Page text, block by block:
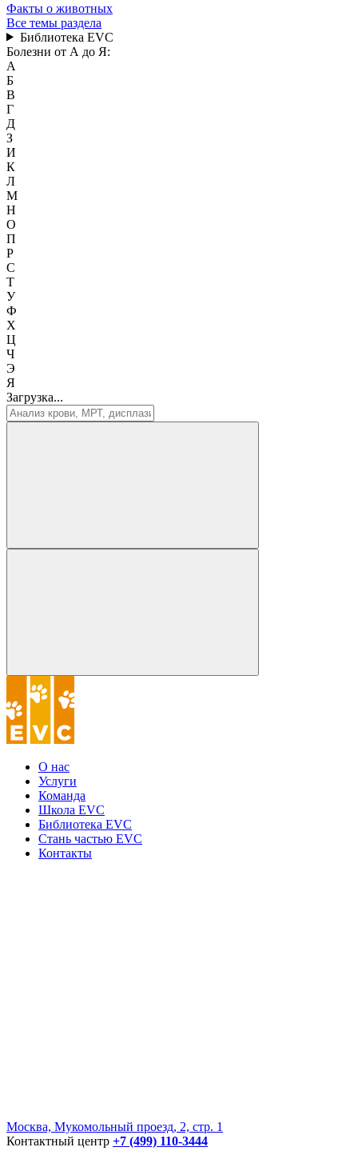
Факты о животных
Все темы раздела
Библиотека EVC
Болезни от А до Я:
А
Б
В
Г
Д
З
И
К
Л
М
Н
О
П
Р
С
Т
У
Ф
Х
Ц
Ч
Э
Я
Загрузка...
О нас
Услуги
Команда
Школа EVC
Библиотека EVC
Стань частью EVC
Контакты
Москва, Мукомольный проезд, 2, стр. 1
Контактный центр +7 (499) 110-3444